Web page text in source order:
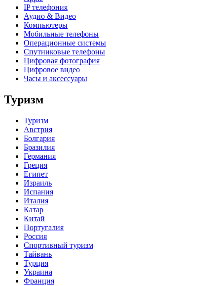
IP телефония
Аудио & Видео
Компьютеры
Мобильные телефоны
Операционные системы
Спутниковые телефоны
Цифровая фотография
Цифровое видео
Часы и аксессуары
Туризм
Туризм
Австрия
Болгария
Бразилия
Германия
Греция
Египет
Израиль
Испания
Италия
Катар
Китай
Португалия
Россия
Спортивный туризм
Тайвань
Турция
Украина
Франция